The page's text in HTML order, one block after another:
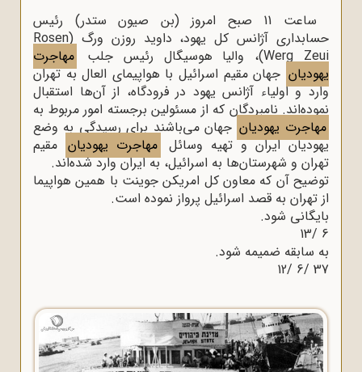
ساعت 11 صبح امروز (بن صیون ستدر) رئیس
حسابدارى آژانس کل یهود، داوید روزن ورگ (Rosen
Werg Zeui)، والیا هوسیگال رئیس جلب
مهاجرت
یهودیان جهان مقیم اسرائیل با هواپیماى العال به تهران
وارد و اولیاء آژانس یهود در فرودگاه، از آن‌ها استقبال
نموده‌‌اند. نامبردگان که از مسئولین برجسته امور مربوط به
مهاجرت یهودیان جهان می‌باشند براى رسیدگى به وضع
یهودیان ایران و تهیه وسائل مهاجرت یهودیان مقیم
تهران و شهرستان‌ها به اسرائیل، به ایران وارد شده‌‌اند.
توضیح آن که معاون کل امریکن جوینت با همین هواپیما
از تهران به قصد اسرائیل پرواز نموده است.
بایگانى شود.
6 /13
به سابقه ضمیمه شود.
37 /6 /12